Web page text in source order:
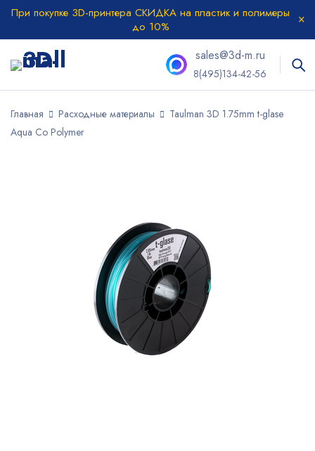
При покупке 3D-принтера СКИДКА на пластик и полимеры
до 10%
sales@3d-m.ru
8(495)134-42-56
Главная Расходные материалы
Taulman 3D 1.75mm t-glase
Aqua Co Polymer